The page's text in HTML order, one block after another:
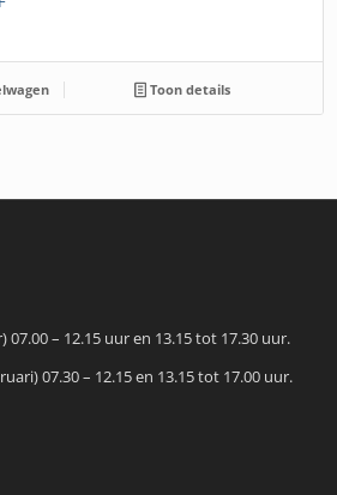
Toon details
– 12.15 uur en 13.15 tot 17.30 uur.
07.30 – 12.15 en 13.15 tot 17.00 uur.